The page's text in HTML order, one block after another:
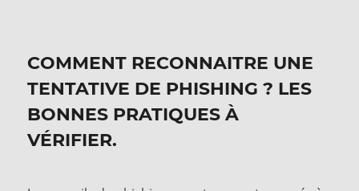
COMMENT RECONNAITRE UNE
TENTATIVE DE PHISHING ? LES
BONNES PRATIQUES À
VÉRIFIER.